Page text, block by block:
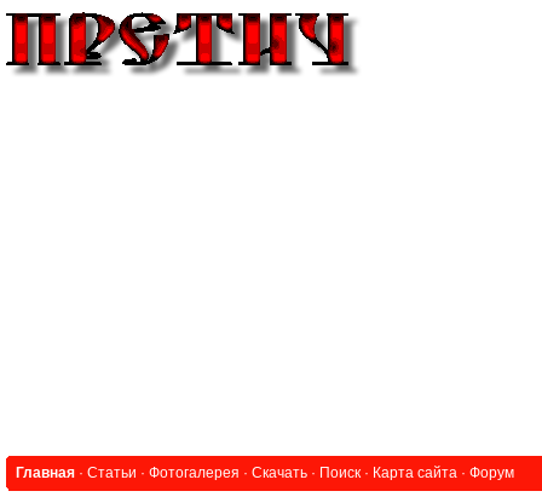
Главная · Статьи · Фотогалерея · Скачать · Поиск · Карта сайта · Форум